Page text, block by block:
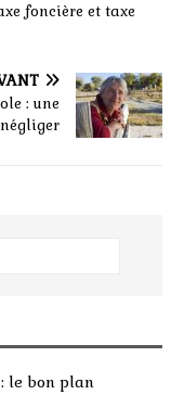
foncière et taxe
: une
le bon plan